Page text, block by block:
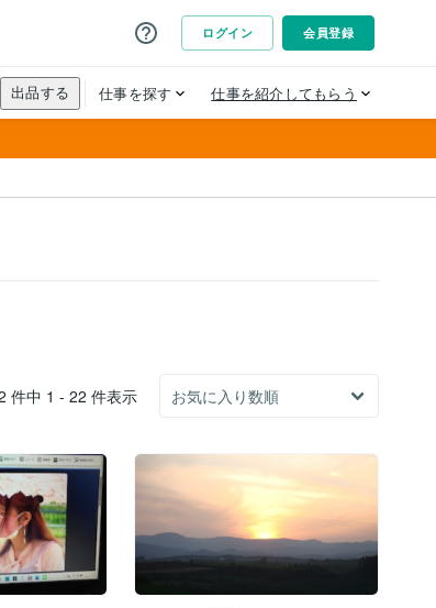
件中 1 - 22 件表示